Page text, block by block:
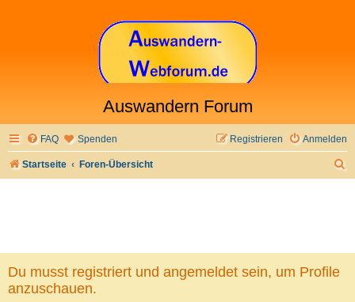
Auswandern Forum
FAQ Spenden Anmelden
Registrieren
Startseite Foren-Übersicht
Du musst registriert und angemeldet sein, um Profile
anzuschauen.